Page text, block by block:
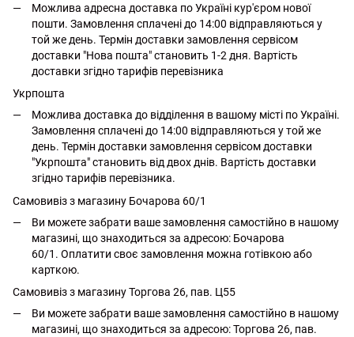
Можлива адресна доставка по Україні кур'єром нової
пошти. Замовлення сплачені до 14:00 відправляються у
той же день. Термін доставки замовлення сервісом
доставки "Нова пошта" становить 1-2 дня. Вартість
доставки згідно тарифів перевізника
Укрпошта
Можлива доставка до відділення в вашому місті по Україні.
Замовлення сплачені до 14:00 відправляються у той же
день. Термін доставки замовлення сервісом доставки
"Укрпошта" становить від двох днів. Вартість доставки
згідно тарифів перевізника.
Самовивіз з магазину Бочарова 60/1
Ви можете забрати ваше замовлення самостійно в нашому
магазині, що знаходиться за адресою: Бочарова
60/1. Оплатити своє замовлення можна готівкою або
карткою.
Самовивіз з магазину Торгова 26, пав. Ц55
Ви можете забрати ваше замовлення самостійно в нашому
магазині, що знаходиться за адресою: Торгова 26, пав.